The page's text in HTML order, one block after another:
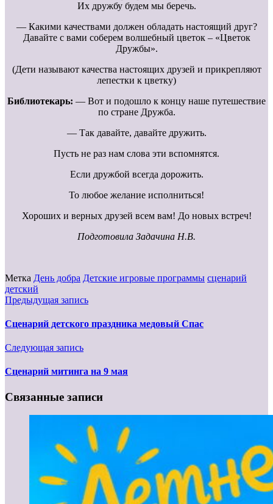
Их дружбу будем мы беречь.
— Какими качествами должен обладать настоящий друг?
Давайте с вами соберем волшебный цветок – «Цветок
Дружбы».
(Дети называют качества настоящих друзей и прикрепляют
лепестки к цветку)
Библиотекарь: — Вот и подошло к концу наше путешествие
по стране Дружба.
— Так давайте, давайте дружить.
Пусть не раз нам слова эти вспомнятся.
Если дружбой всегда дорожить.
То любое желание исполниться!
Хороших и верных друзей всем вам! До новых встреч!
Подготовила Задачина Н.В.
Метка День добра Детские игровые программы сценарий
детский
Предыдущая запись
Сценарий детского праздника медовый Спас
Следующая запись
Сценарий митинга на 9 мая
Связанные записи